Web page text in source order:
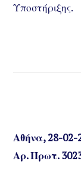
Υποστήριξης.
Αθήνα, 28-02-
Αρ. Πρωτ.